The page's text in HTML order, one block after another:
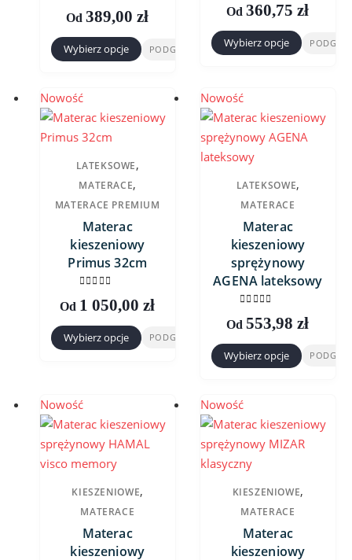
Od 389,00zł
Wybierz opcje
Ten
ma
wiele
wariantów.
stronie
produktu
PODGLĄD
Od 360,75zł
Wybierz opcje
Ten
wiele
wariantów.
Opcje
wybrać
stronie
produktu
Nowość
LATEKSOWE,
MATERACE,
MATERACE PREMIUM
Materac
kieszeniowy
Primus 32cm
Od 1 050,00zł
Wybierz opcje
Ten
wiele
wariantów.
Opcje
można
produktu
PODGLĄD
Nowość
LATEKSOWE,
MATERACE
Materac
kieszeniowy
sprężynowy
AGENA lateksowy
Od 553,98zł
Wybierz opcje
Ten
ma
wiele
wariantów.
Opcje
stronie
Nowość
KIESZENIOWE,
MATERACE
Materac
kieszeniowy
Nowość
KIESZENIOWE,
MATERACE
Materac
kieszeniowy